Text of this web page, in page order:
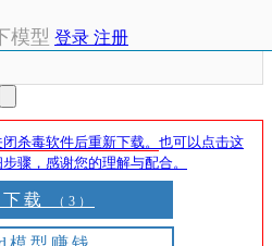
模型 登录 注册
杀毒软件后重新下载。 也可以点击这
骤，感谢您的理解与配合。
载 （3）